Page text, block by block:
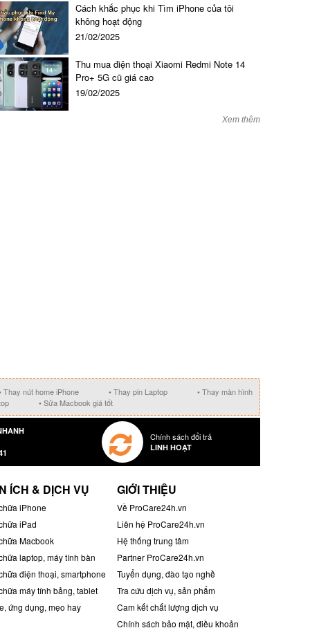
loa trong OPPO Mirror 5 A51
250.000 đ đ
Cách khắc phục khi Tìm iPhone của tôi
không hoạt động
21/02/2025
Thu mua điện thoại Xiaomi Redmi Note 14
Pro+ 5G cũ giá cao
19/02/2025
Xem thêm
Thay nút home iPhone • Thay pin Laptop
• Thay màn hình
• Sửa Macbook giá tốt
Chính sách đổi trả
LINH HOẠT
ÍCH & DỊCH VỤ
iPhone
iPad
Macbook
laptop, máy tính bàn
điện thoại, smartphone
máy tính bảng, tablet
ứng dụng, mẹo hay
GIỚI THIỆU
Về ProCare24h.vn
Liên hệ ProCare24h.vn
Hệ thống trung tâm
Partner ProCare24h.vn
Tuyển dụng, đào tạo nghề
Tra cứu dịch vụ, sản phẩm
Cam kết chất lượng dịch vụ
Chính sách bảo mật, điều khoản